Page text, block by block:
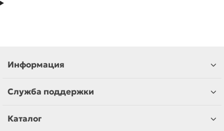
Информация
Служба поддержки
Каталог